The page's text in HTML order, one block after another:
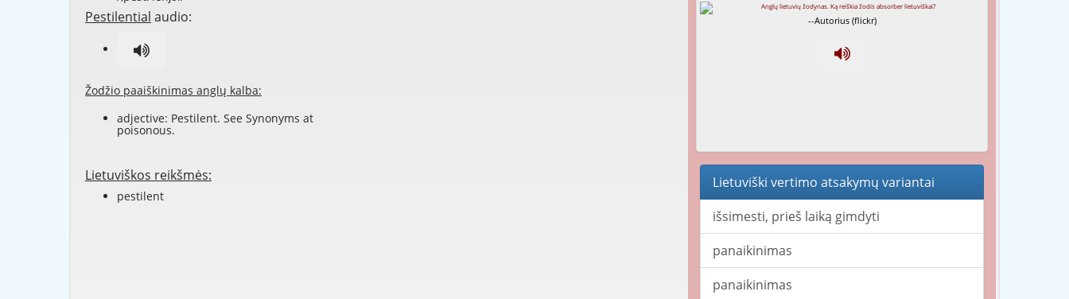
Pestilential audio:
Žodžio paaiškinimas anglų kalba:
adjective: Pestilent. See Synonyms at
poisonous.
Lietuviškos reikšmės:
pestilent
--Autorius (flickr)
Lietuviški vertimo atsakymų variantai
išsimesti, prieš laiką gimdyti
panaikinimas
panaikinimas